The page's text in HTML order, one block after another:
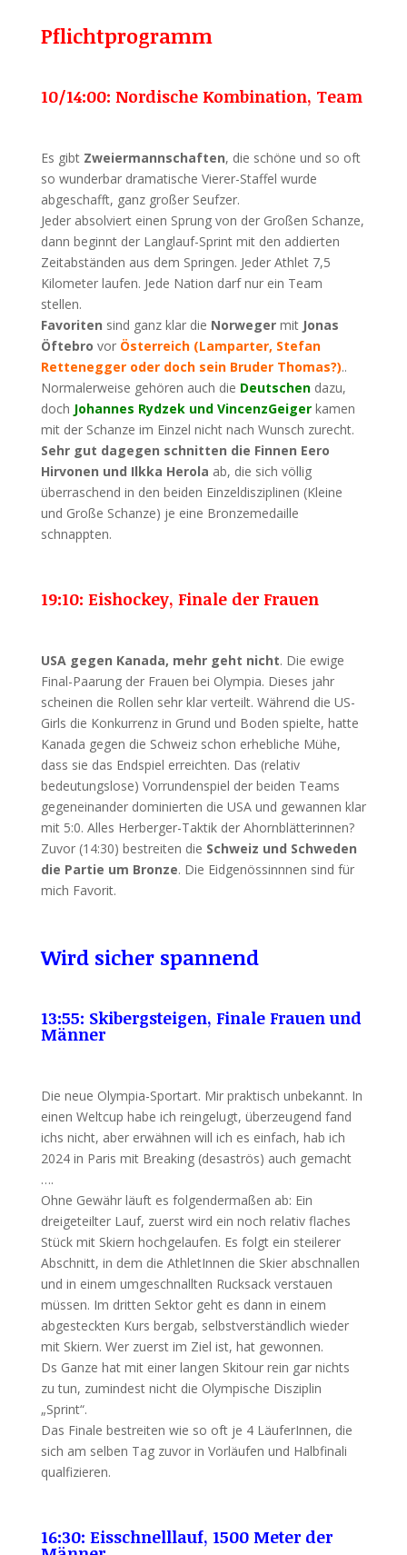
Pflichtprogramm
10/14:00: Nordische Kombination, Team
Es gibt Zweiermannschaften, die schöne und so oft
so wunderbar dramatische Vierer-Staffel wurde
abgeschafft, ganz großer Seufzer.
Jeder absolviert einen Sprung von der Großen Schanze,
dann beginnt der Langlauf-Sprint mit den addierten
Zeitabständen aus dem Springen. Jeder Athlet 7,5
Kilometer laufen. Jede Nation darf nur ein Team
stellen.
Favoriten sind ganz klar die Norwegermit Jonas
Öftebro vor Österreich (Lamparter, Stefan
Rettenegger oder doch sein Bruder Thomas?)..
Normalerweise gehören auch die Deutschendazu,
doch Johannes Rydzek und VincenzGeigerkamen
mit der Schanze im Einzel nicht nach Wunsch zurecht.
Sehr gut dagegen schnitten die Finnen Eero
Hirvonen und Ilkka Herola ab, die sich völlig
überraschend in den beiden Einzeldisziplinen (Kleine
und Große Schanze) je eine Bronzemedaille
schnappten.
19:10: Eishockey, Finale der Frauen
USA gegen Kanada, mehr geht nicht. Die ewige
Final-Paarung der Frauen bei Olympia. Dieses jahr
scheinen die Rollen sehr klar verteilt. Während die US-
Girls die Konkurrenz in Grund und Boden spielte, hatte
Kanada gegen die Schweiz schon erhebliche Mühe,
dass sie das Endspiel erreichten. Das (relativ
bedeutungslose) Vorrundenspiel der beiden Teams
gegeneinander dominierten die USA und gewannen klar
mit 5:0. Alles Herberger-Taktik der Ahornblätterinnen?
Zuvor (14:30) bestreiten die Schweiz und Schweden
die Partie um Bronze. Die Eidgenössinnnen sind für
mich Favorit.
Wird sicher spannend
13:55: Skibergsteigen, Finale Frauen und
Männer
Die neue Olympia-Sportart. Mir praktisch unbekannt. In
einen Weltcup habe ich reingelugt, überzeugend fand
ichs nicht, aber erwähnen will ich es einfach, hab ich
2024 in Paris mit Breaking (desaströs) auch gemacht
….
Ohne Gewähr läuft es folgendermaßen ab: Ein
dreigeteilter Lauf, zuerst wird ein noch relativ flaches
Stück mit Skiern hochgelaufen. Es folgt ein steilerer
Abschnitt, in dem die AthletInnen die Skier abschnallen
und in einem umgeschnallten Rucksack verstauen
müssen. Im dritten Sektor geht es dann in einem
abgesteckten Kurs bergab, selbstverständlich wieder
mit Skiern. Wer zuerst im Ziel ist, hat gewonnen.
Ds Ganze hat mit einer langen Skitour rein gar nichts
zu tun, zumindest nicht die Olympische Disziplin
„Sprint“.
Das Finale bestreiten wie so oft je 4 LäuferInnen, die
sich am selben Tag zuvor in Vorläufen und Halbfinali
qualfizieren.
16:30: Eisschnelllauf, 1500 Meter der